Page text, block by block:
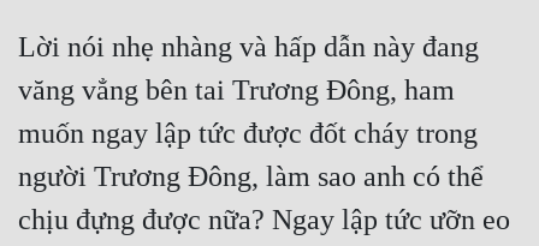
Lời nói nhẹ nhàng và hấp dẫn này đang
văng vẳng bên tai Trương Đông, ham
muốn ngay lập tức được đốt cháy trong
người Trương Đông, làm sao anh có thể
chịu đựng được nữa? Ngay lập tức ưỡn eo